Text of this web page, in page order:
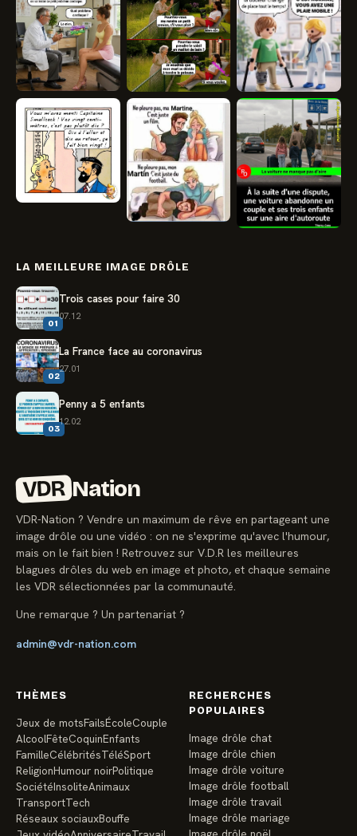
LA MEILLEURE IMAGE DRÔLE
01
Trois cases pour faire 30
07.12
02
La France face au coronavirus
27.01
03
Penny a 5 enfants
12.02
VDR Nation
VDR-Nation ? Vendre un maximum de rêve en partageant une
image drôle ou une vidéo : on ne s'exprime qu'avec l'humour,
mais on le fait bien ! Retrouvez sur V.D.R les meilleures
blagues drôles du web en image et photo, et chaque semaine
les VDR sélectionnées par la communauté.
Une remarque ? Un partenariat ?
admin@vdr-nation.com
THÈMES
Jeux de motsFailsÉcoleCouple
AlcoolFêteCoquinEnfants
FamilleCélébritésTéléSport
ReligionHumour noirPolitique
SociétéInsoliteAnimaux
TransportTech
Réseaux sociauxBouffe
RECHERCHES
POPULAIRES
Image drôle chat
Image drôle chien
Image drôle voiture
Image drôle football
Image drôle travail
Image drôle mariage